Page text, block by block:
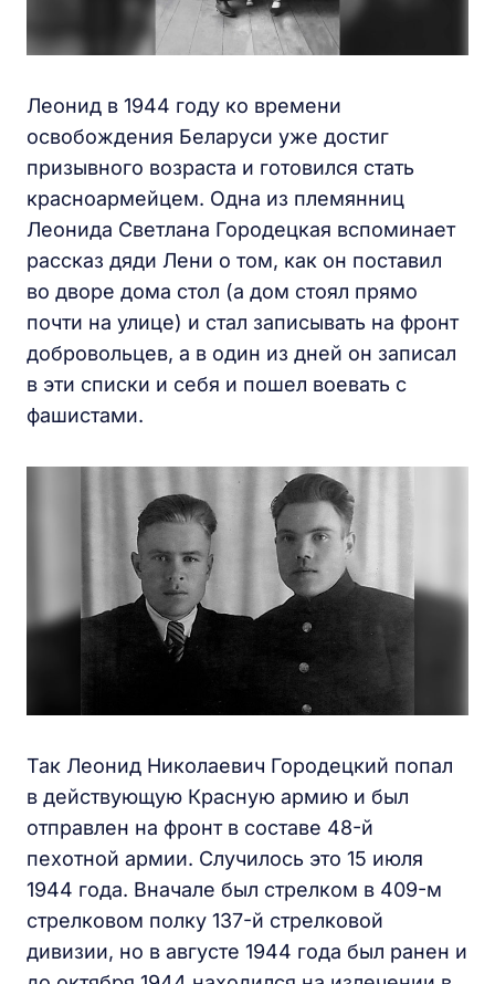
Леонид в 1944 году ко времени
освобождения Беларуси уже достиг
призывного возраста и готовился стать
красноармейцем. Одна из племянниц
Леонида Светлана Городецкая вспоминает
рассказ дяди Лени о том, как он поставил
во дворе дома стол (а дом стоял прямо
почти на улице) и стал записывать на фронт
добровольцев, а в один из дней он записал
в эти списки и себя и пошел воевать с
фашистами.
Так Леонид Николаевич Городецкий попал
в действующую Красную армию и был
отправлен на фронт в составе 48-й
пехотной армии. Случилось это 15 июля
1944 года. Вначале был стрелком в 409-м
стрелковом полку 137-й стрелковой
дивизии, но в августе 1944 года был ранен и